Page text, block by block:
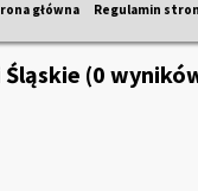
główna Regulamin
(0